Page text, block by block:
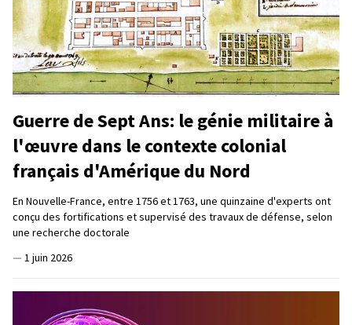
Guerre de Sept Ans: le génie militaire à
l'œuvre dans le contexte colonial
français d'Amérique du Nord
En Nouvelle-France, entre 1756 et 1763, une quinzaine d'experts ont
conçu des fortifications et supervisé des travaux de défense, selon
une recherche doctorale
— 1 juin 2026